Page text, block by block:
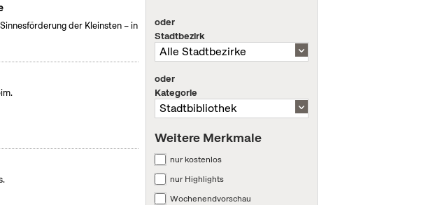
der Kleinsten – in
oder
Stadtbezirk
oder
Kategorie
Weitere Merkmale
nur kostenlos
nur Highlights
Wochenendvorschau